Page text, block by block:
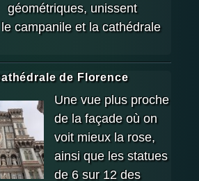
géométriques, unissent
campanile et la cathédrale
de Florence
Une vue plus proche
de la façade où on
voit mieux la rose,
ainsi que les statues
de 6 sur 12 des